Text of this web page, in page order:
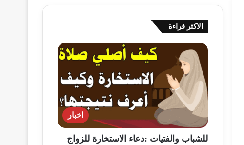
الاكثر قراءة
اخبار
للشباب والفتيات :دعاء الاستخارة للزواج